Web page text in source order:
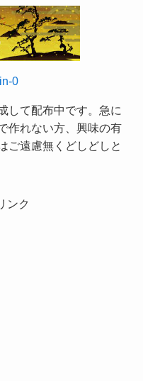
0
して配布中です。急に
作れない方、興味の有
ご遠慮無くどしどしと
ンク